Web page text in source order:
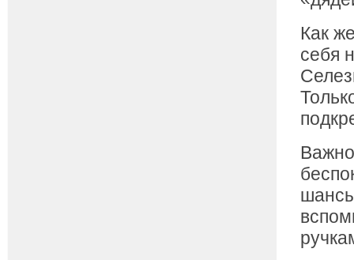
Как
себя